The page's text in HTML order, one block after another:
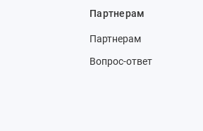
Партнерам
Партнерам
Вопрос-ответ